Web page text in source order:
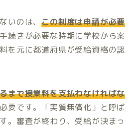
いのは、この制度は申請が必要
続きが必要な時期に学校から案
を元に都道府県が受給資格の認
まで授業料を支払わなければな
要です。「実質無償化」と呼ば
。審査が終わり、受給が決まっ